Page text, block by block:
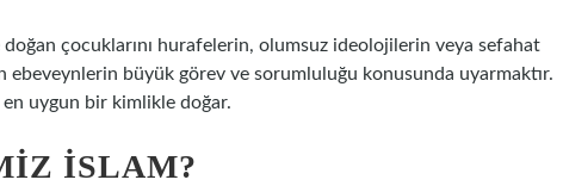
çocuklarını hurafelerin, olumsuz ideolojilerin veya sefahat
büyük görev ve sorumluluğu konusunda uyarmaktır.
en uygun bir kimlikle doğar.
İSLAM?